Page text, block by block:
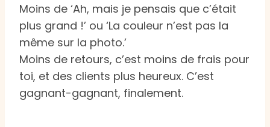
Moins de ‘Ah, mais je pensais que c’était
plus grand !’ ou ‘La couleur n’est pas la
même sur la photo.’
Moins de retours, c’est moins de frais pour
toi, et des clients plus heureux. C’est
gagnant-gagnant, finalement.